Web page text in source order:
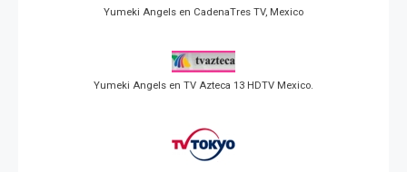
Yumeki Angels en CadenaTres TV, Mexico
Yumeki Angels en TV Azteca 13 HDTV Mexico.